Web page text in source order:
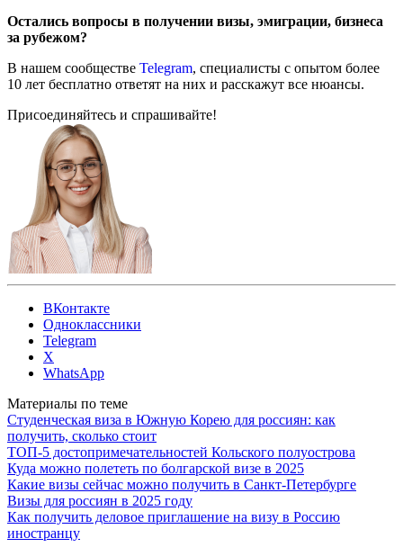
Остались вопросы в получении визы, эмиграции, бизнеса
за рубежом?
В нашем сообществе Telegram, специалисты с опытом более
10 лет бесплатно ответят на них и расскажут все нюансы.
Присоединяйтесь и спрашивайте!
ВКонтакте
Одноклассники
Telegram
X
WhatsApp
Материалы по теме
Студенческая виза в Южную Корею для россиян: как
получить, сколько стоит
ТОП-5 достопримечательностей Кольского полуострова
Куда можно полететь по болгарской визе в 2025
Какие визы сейчас можно получить в Санкт-Петербурге
Визы для россиян в 2025 году
Как получить деловое приглашение на визу в Россию
иностранцу